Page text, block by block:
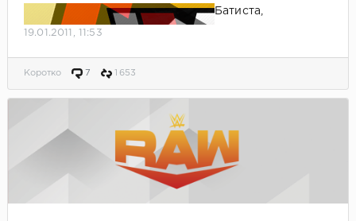
Батиста,
матч на Смэке и
многое другое.
19.01.2011, 11:53
Коротко 7 1 653